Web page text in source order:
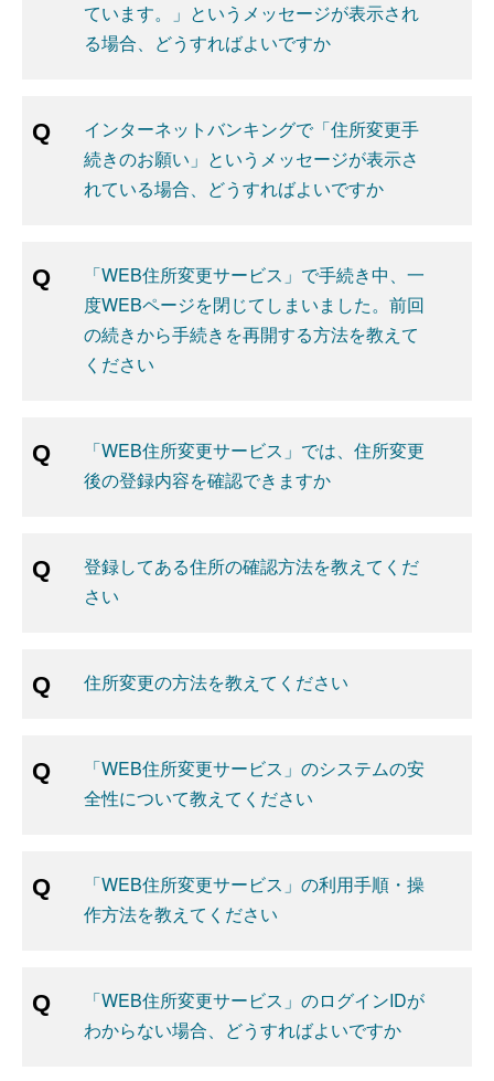
ています。」というメッセージが表示され
る場合、どうすればよいですか
インターネットバンキングで「住所変更手
続きのお願い」というメッセージが表示さ
れている場合、どうすればよいですか
「WEB住所変更サービス」で手続き中、一
度WEBページを閉じてしまいました。前回
の続きから手続きを再開する方法を教えて
ください
「WEB住所変更サービス」では、住所変更
後の登録内容を確認できますか
登録してある住所の確認方法を教えてくだ
さい
住所変更の方法を教えてください
「WEB住所変更サービス」のシステムの安
全性について教えてください
「WEB住所変更サービス」の利用手順・操
作方法を教えてください
「WEB住所変更サービス」のログインIDが
わからない場合、どうすればよいですか